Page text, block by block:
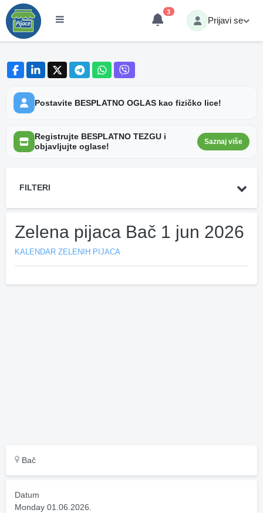
3
Prijavi se
Postavite BESPLATNO OGLAS kao fizičko lice!
Registrujte BESPLATNO TEZGU i
objavljujte oglase!
Saznaj više
FILTERI
Zelena pijaca Bač 1 jun 2026
KALENDAR ZELENIH PIJACA
Bač
Datum
Monday 01.06.2026.